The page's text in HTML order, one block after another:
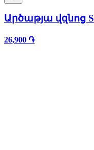
Արծաթյա վզնոց
26,900 ֏